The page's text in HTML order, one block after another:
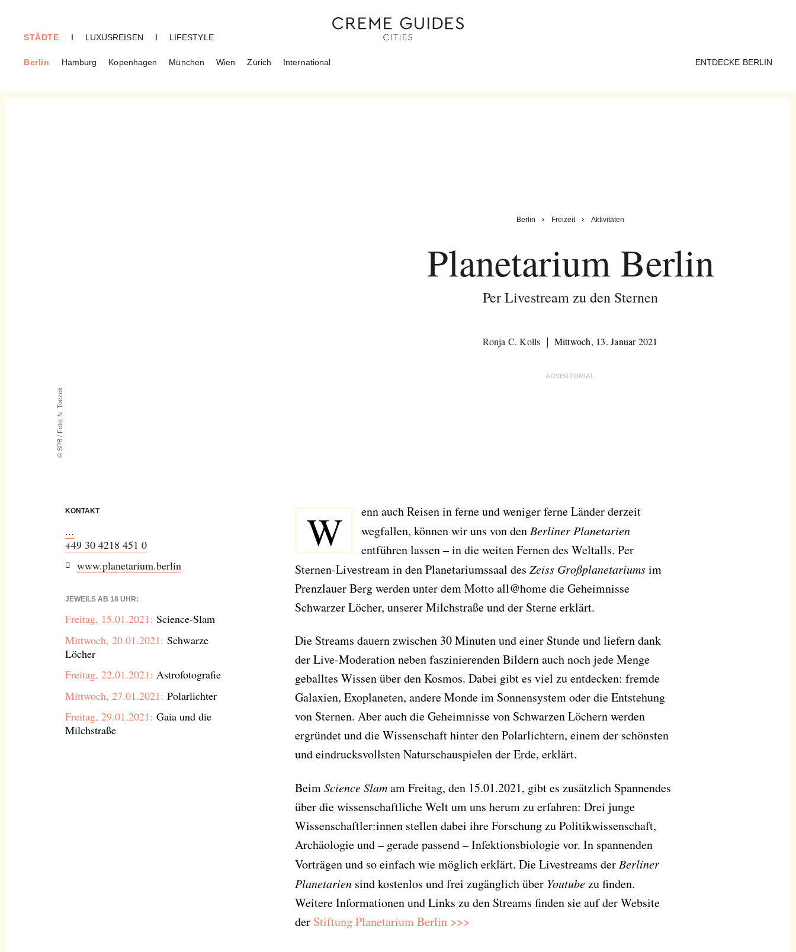
STÄDTE
Berlin Hamburg Kopenhagen München Wien Zürich International
I LUXUSREISEN I LIFESTYLE
ENTDECKE BERLIN
Berlin Freizeit Aktivitäten
Planetarium Berlin
Per Livestream zu den Sternen
Ronja C. Kolls Mittwoch, 13. Januar 2021
ADVERTORIAL
© SPB / Foto: N. Toczek
KONTAKT
...
+49 30 4218 451 0
www.planetarium.berlin
JEWEILS AB 18 UHR:
Freitag, 15.01.2021: Science-Slam
Mittwoch, 20.01.2021: Schwarze
Löcher
Freitag, 22.01.2021: Astrofotografie
Mittwoch, 27.01.2021: Polarlichter
Freitag, 29.01.2021: Gaia und die
Milchstraße
W
enn auch Reisen in ferne und weniger ferne Länder derzeit
wegfallen, können wir uns von den Berliner Planetarien
entführen lassen – in die weiten Fernen des Weltalls. Per
Sternen-Livestream in den Planetariumssaal des Zeiss Großplanetariumsim
Prenzlauer Berg werden unter dem Motto all@home die Geheimnisse
Schwarzer Löcher, unserer Milchstraße und der Sterne erklärt.
Die Streams dauern zwischen 30 Minuten und einer Stunde und liefern dank
der Live-Moderation neben faszinierenden Bildern auch noch jede Menge
geballtes Wissen über den Kosmos. Dabei gibt es viel zu entdecken: fremde
Galaxien, Exoplaneten, andere Monde im Sonnensystem oder die Entstehung
von Sternen. Aber auch die Geheimnisse von Schwarzen Löchern werden
ergründet und die Wissenschaft hinter den Polarlichtern, einem der schönsten
und eindrucksvollsten Naturschauspielen der Erde, erklärt.
BeimScience Slamam Freitag, den 15.01.2021, gibt es zusätzlich Spannendes
über die wissenschaftliche Welt um uns herum zu erfahren: Drei junge
Wissenschaftler:innen stellen dabei ihre Forschung zu Politikwissenschaft,
Archäologie und – gerade passend – Infektionsbiologie vor. In spannenden
Vorträgen und so einfach wie möglich erklärt. Die Livestreams der Berliner
Planetarien sind kostenlos und frei zugänglich über Youtubezu finden.
Weitere Informationen und Links zu den Streams finden sie auf der Website
der Stiftung Planetarium Berlin >>>